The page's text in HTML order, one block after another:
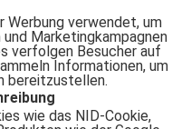
Werbung verwendet, um
Marketingkampagnen
verfolgen Besucher auf
Informationen, um
bereitzustellen.
wie das NID-Cookie,